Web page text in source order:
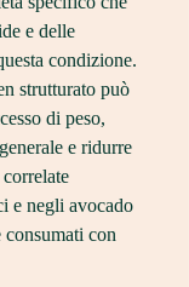
e delle
condizione.
strutturato può
di peso,
e ridurre
e negli avocado
consumati con